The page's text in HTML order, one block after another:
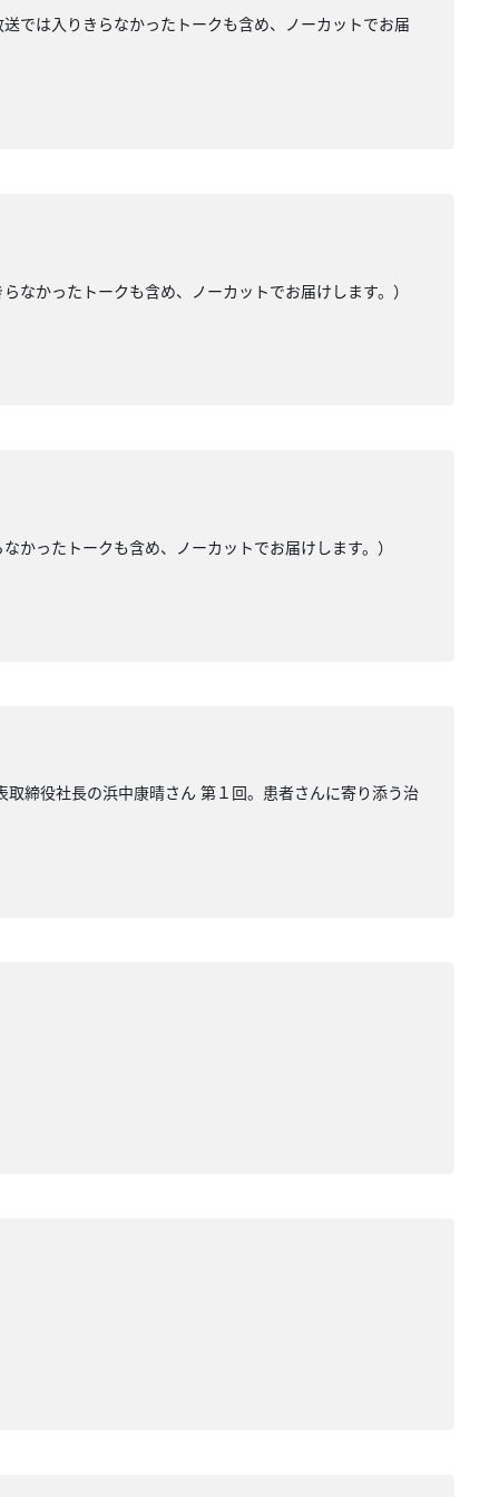
では入りきらなかったトークも含め、ノーカットでお届
かったトークも含め、ノーカットでお届けします。）
ったトークも含め、ノーカットでお届けします。）
締役社長の浜中康晴さん 第１回。患者さんに寄り添う治